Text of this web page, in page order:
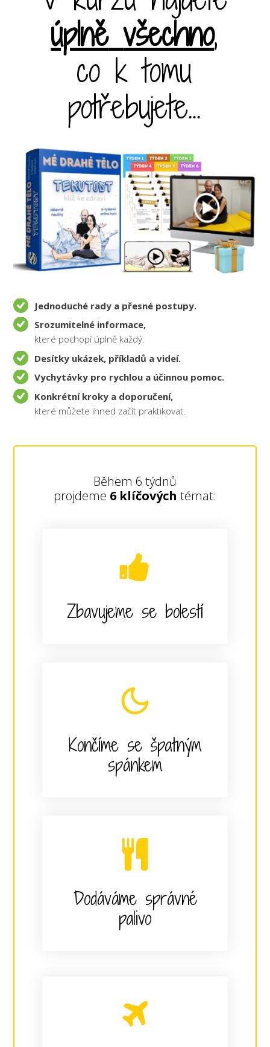
úplně všechno,
co k tomu
potřebujete...
Jednoduché rady a přesné postupy.
Srozumitelné informace,
které pochopí úplně každý.
Desítky ukázek, příkladů a videí.
Vychytávky pro rychlou a účinnou pomoc.
Konkrétní kroky a doporučení,
které můžete ihned začít praktikovat.
Během 6 týdnů
projdeme 6 klíčových témat:
Zbavujeme se bolestí
Končíme se špatným
spánkem
Dodáváme správné
palivo